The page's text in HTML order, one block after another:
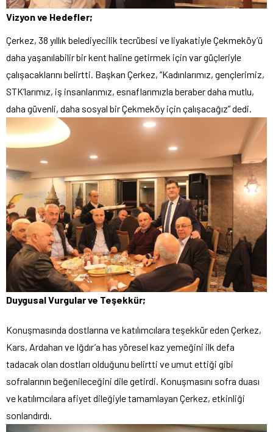
Vizyon ve Hedefler;
Çerkez, 38 yıllık belediyecilik tecrübesi ve liyakatiyle Çekmeköy’ü
daha yaşanılabilir bir kent haline getirmek için var güçleriyle
çalışacaklarını belirtti. Başkan Çerkez, “Kadınlarımız, gençlerimiz,
STK’larımız, iş insanlarımız, esnaflarımızla beraber daha mutlu,
daha güvenli, daha sosyal bir Çekmeköy için çalışacağız” dedi.
Duygusal Vurgular ve Teşekkür;
Konuşmasında dostlarına ve katılımcılara teşekkür eden Çerkez,
Kars, Ardahan ve Iğdır’a has yöresel kaz yemeğini ilk defa
tadacak olan dostları olduğunu belirtti ve umut ettiği gibi
sofralarının beğenileceğini dile getirdi. Konuşmasını sofra duası
ve katılımcılara afiyet dileğiyle tamamlayan Çerkez, etkinliği
sonlandırdı.